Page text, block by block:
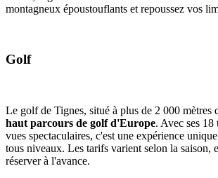
montagneux époustouflants et repoussez vos
Golf
Le golf de Tignes, situé à plus de 2 000 mètres
haut parcours de golf d'Europe. Avec ses
vues spectaculaires, c'est une expérience
tous niveaux. Les tarifs varient selon la saison,
réserver à l'avance.